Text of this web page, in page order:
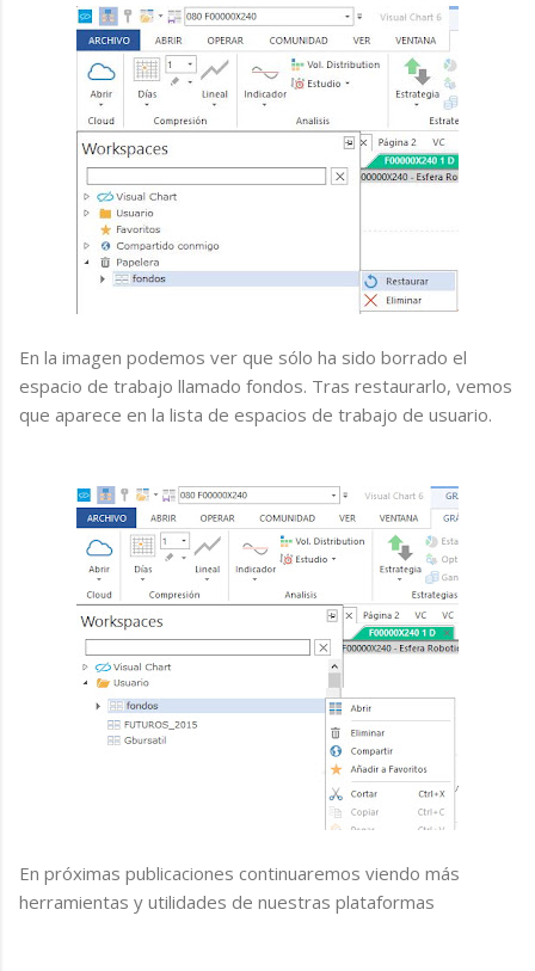
En la imagen podemos ver que sólo ha sido borrado el
espacio de trabajo llamado fondos. Tras restaurarlo, vemos
que aparece en la lista de espacios de trabajo de usuario.
En próximas publicaciones continuaremos viendo más
herramientas y utilidades de nuestras plataformas